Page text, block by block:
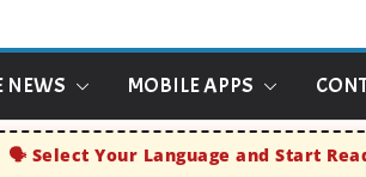
NEWS MOBILE APPS
Select Your Language and Start